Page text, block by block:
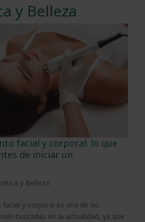
y Belleza
facial y corporal: lo que
de iniciar un
y Belleza
facial y corporal es una de las
buscadas en la actualidad, ya que